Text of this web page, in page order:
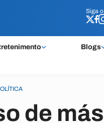
Siga
Blogs
Siga
de